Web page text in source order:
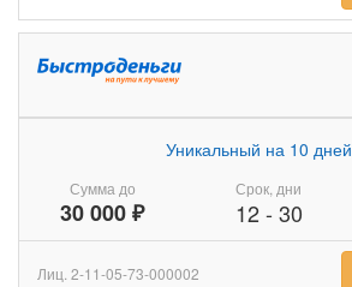
Сумма до
30 000 ₽
Уникальный на 10 дней
Срок, дни
12- 30
Лиц. 2-11-05-73-000002